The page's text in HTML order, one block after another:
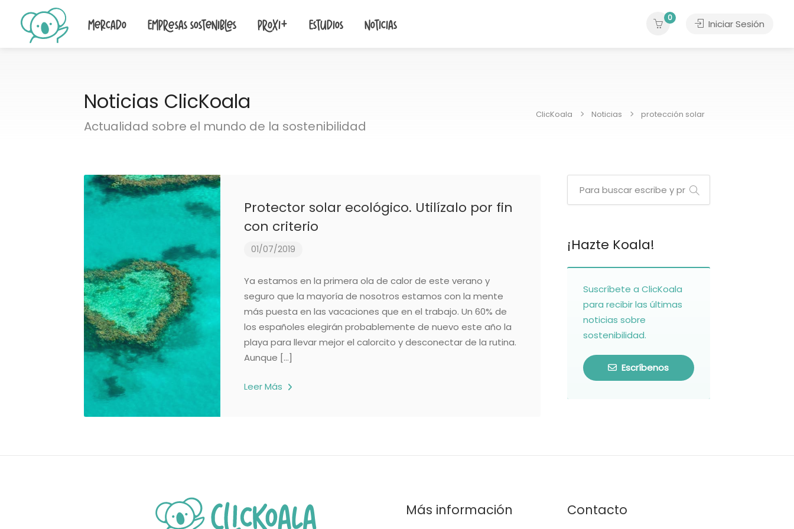
Mercado Empresas sostenibles Proxi+ Estudios Noticias
0
Iniciar Sesión
Noticias ClicKoala
Actualidad sobre el mundo de la sostenibilidad
ClicKoala Noticias protección solar
Protector solar ecológico. Utilízalo por fin
con criterio
01/07/2019
Ya estamos en la primera ola de calor de este verano y
seguro que la mayoría de nosotros estamos con la mente
más puesta en las vacaciones que en el trabajo. Un 60% de
los españoles elegirán probablemente de nuevo este año la
playa para llevar mejor el calorcito y desconectar de la rutina.
Aunque […]
Leer Más
¡Hazte Koala!
Suscríbete a ClicKoala
para recibir las últimas
noticias sobre
sostenibilidad.
Escríbenos
Más información Contacto